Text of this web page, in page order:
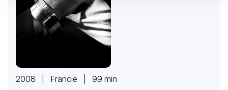
2008 | Francie | 99 min